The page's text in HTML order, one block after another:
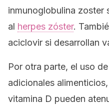
inmunoglobulina zoster
al herpes zóster.
aciclovir si desarrollan
Por otra parte, el uso
adicionales
vitamina D pueden